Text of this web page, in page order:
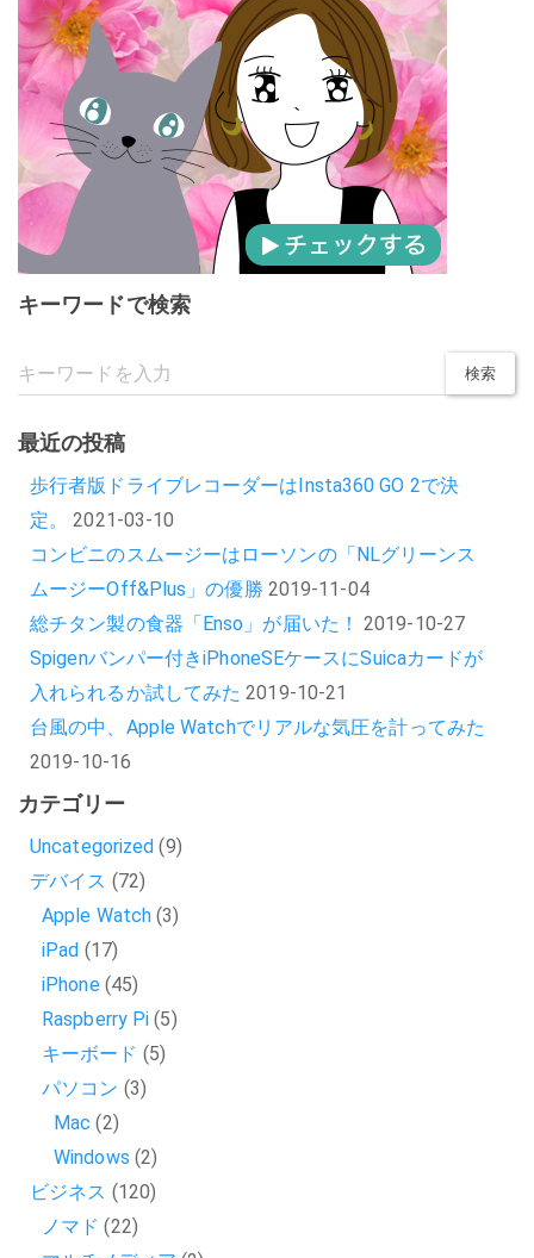
キーワードで検索
最近の投稿
歩行者版ドライブレコーダーはInsta360 GO 2で決
定。
2021-03-10
コンビニのスムージーはローソンの「NLグリーンス
ムージーOff&Plus」の優勝 2019-11-04
総チタン製の食器「Enso」が届いた！ 2019-10-27
Spigenバンパー付きiPhoneSEケースにSuicaカードが
入れられるか試してみた 2019-10-21
台風の中、Apple Watchでリアルな気圧を計ってみた
2019-10-16
カテゴリー
Uncategorized (9)
デバイス (72)
Apple Watch (3)
iPad (17)
iPhone(45)
Raspberry Pi (5)
キーボード (5)
パソコン (3)
Mac (2)
Windows (2)
ビジネス (120)
ノマド (22)